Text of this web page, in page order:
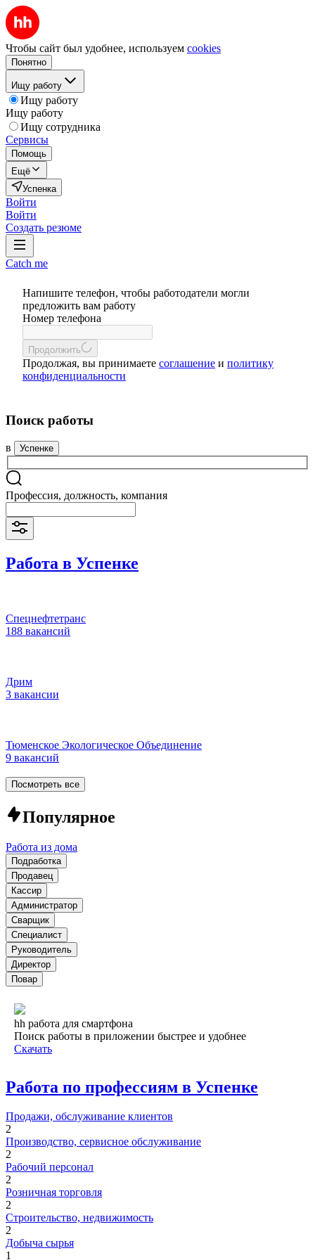
Чтобы сайт был удобнее, используем cookies
Понятно
Ищу работу
Ищу работу
Ищу работу
Ищу сотрудника
Сервисы
Помощь
Ещё
Успенка
Войти
Войти
Создать резюме
Catch me
Напишите телефон, чтобы работодатели могли
предложить вам работу
Номер телефона
Продолжить
Продолжая, вы принимаете соглашение и политику
конфиденциальности
Поиск работы
в Успенке
Профессия, должность, компания
Работа в Успенке
Спецнефтетранс
188 вакансий
Дрим
3 вакансии
Тюменское Экологическое Объединение
9 вакансий
Посмотреть все
Популярное
Работа из дома
Подработка
Продавец
Кассир
Администратор
Сварщик
Специалист
Руководитель
Директор
Повар
hh работа для смартфона
Поиск работы в приложении быстрее и удобнее
Скачать
Работа по профессиям в Успенке
Продажи, обслуживание клиентов
2
Производство, сервисное обслуживание
2
Рабочий персонал
2
Розничная торговля
2
Строительство, недвижимость
2
Добыча сырья
1